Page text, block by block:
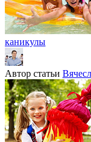
каникулы
Автор статьи